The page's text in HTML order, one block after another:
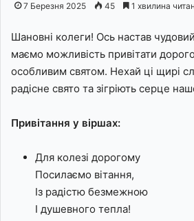
7 Березня 2025 45 1 хвилина
Шановні колеги! Ось настав
маємо можливість привітати
особливим святом. Нехай ці щирі
радісне свято та зігріють серце
Привітання у віршах:
Для колезі дорогому
Посилаємо вітання,
Із радістю безмежною
І душевного тепла!